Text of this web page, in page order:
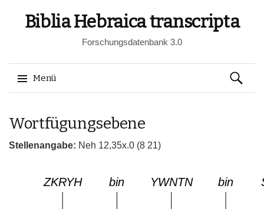
Biblia Hebraica transcripta
Forschungsdatenbank 3.0
Menü
zum
Suchen
nach:
Wortfügungsebene
Stellenangabe: Neh 12,35x.0 (8 21)